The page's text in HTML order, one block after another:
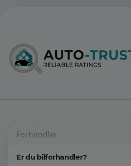
Forhandler
Er du bilforhandler?